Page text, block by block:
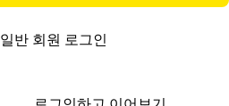
일반 회원 로그인